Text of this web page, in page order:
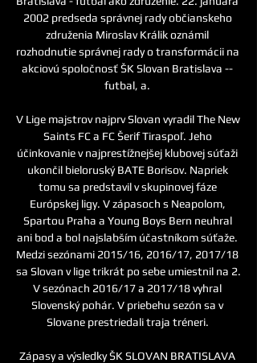
2002 predseda správnej rady občianskeho
združenia Miroslav Králik oznámil
rozhodnutie správnej rady o transformácii na
akciovú spoločnosť ŠK Slovan Bratislava --
futbal, a.
V Lige majstrov najprv Slovan vyradil The New
Saints FC a FC Šerif Tiraspoľ. Jeho
účinkovanie v najprestížnejšej klubovej súťaži
ukončil bieloruský BATE Borisov. Napriek
tomu sa predstavil v skupinovej fáze
Európskej ligy. V zápasoch s Neapolom,
Spartou Praha a Young Boys Bern neuhral
ani bod a bol najslabším účastníkom súťaže.
Medzi sezónami 2015/16, 2016/17, 2017/18
sa Slovan v lige trikrát po sebe umiestnil na 2.
V sezónach 2016/17 a 2017/18 vyhral
Slovenský pohár. V priebehu sezón sa v
Slovane prestriedali traja tréneri.
Zápasy a výsledky ŠK SLOVAN BRATISLAVA